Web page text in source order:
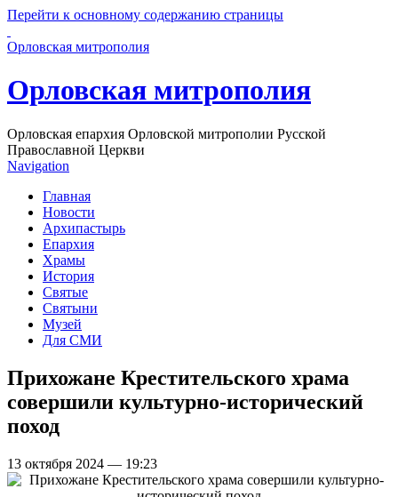
Перейти к основному содержанию страницы
Орловская митрополия
Орловская митрополия
Орловская епархия Орловской митрополии Русской
Православной Церкви
Navigation
Главная
Новости
Архипастырь
Епархия
Храмы
История
Святые
Святыни
Музей
Для СМИ
Прихожане Крестительского храма
совершили культурно-исторический
поход
13 октября 2024 — 19:23